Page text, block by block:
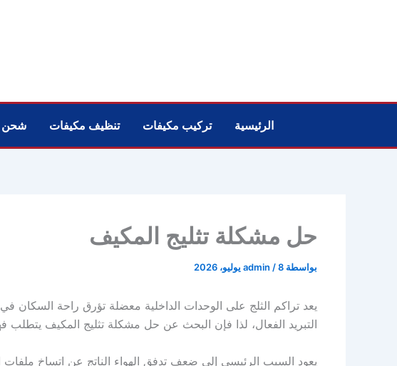
الرئيسية تركيب مكيفات تنظيف مكيفات شحن
حل مشكلة تثليج المكيف
بواسطة admin /8 يوليو، 2026
يعد تراكم الثلج على الوحدات الداخلية معضلة تؤرق راحة
التبريد الفعال، لذا فإن البحث عن حل مشكلة تثليج المكيف يتطلب
يعود السبب الرئيسي إلى ضعف تدفق الهواء الناتج عن اتساخ